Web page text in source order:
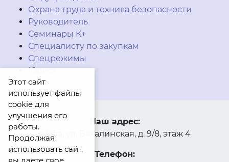
Охрана труда и техника безопасности
Руководитель
Семинары К+
Специалисту по закупкам
Спецрежимы
Юрист
Наш адрес:
г. Уфа, ул. Бакалинская, д. 9/8, этаж 4
Телефон:
Этот сайт
использует файлы
cookie для
улучшения его
работы.
Продолжая
использовать сайт,